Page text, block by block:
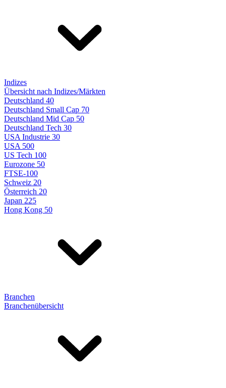
Indizes
Übersicht nach Indizes/Märkten
Deutschland 40
Deutschland Small Cap 70
Deutschland Mid Cap 50
Deutschland Tech 30
USA Industrie 30
USA 500
US Tech 100
Eurozone 50
FTSE-100
Schweiz 20
Österreich 20
Japan 225
Hong Kong 50
Branchen
Branchenübersicht